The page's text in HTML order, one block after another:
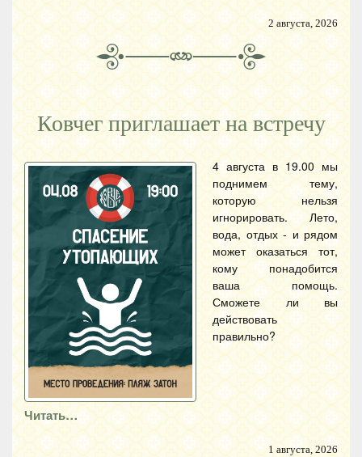
2 августа, 2026
Ковчег приглашает на встречу
4 августа в 19.00 мы
поднимем тему,
которую нельзя
игнорировать. Лето,
вода, отдых - и рядом
может оказаться тот,
кому понадобится
ваша помощь.
Сможете ли вы
действовать
правильно?
Читать…
1 августа, 2026